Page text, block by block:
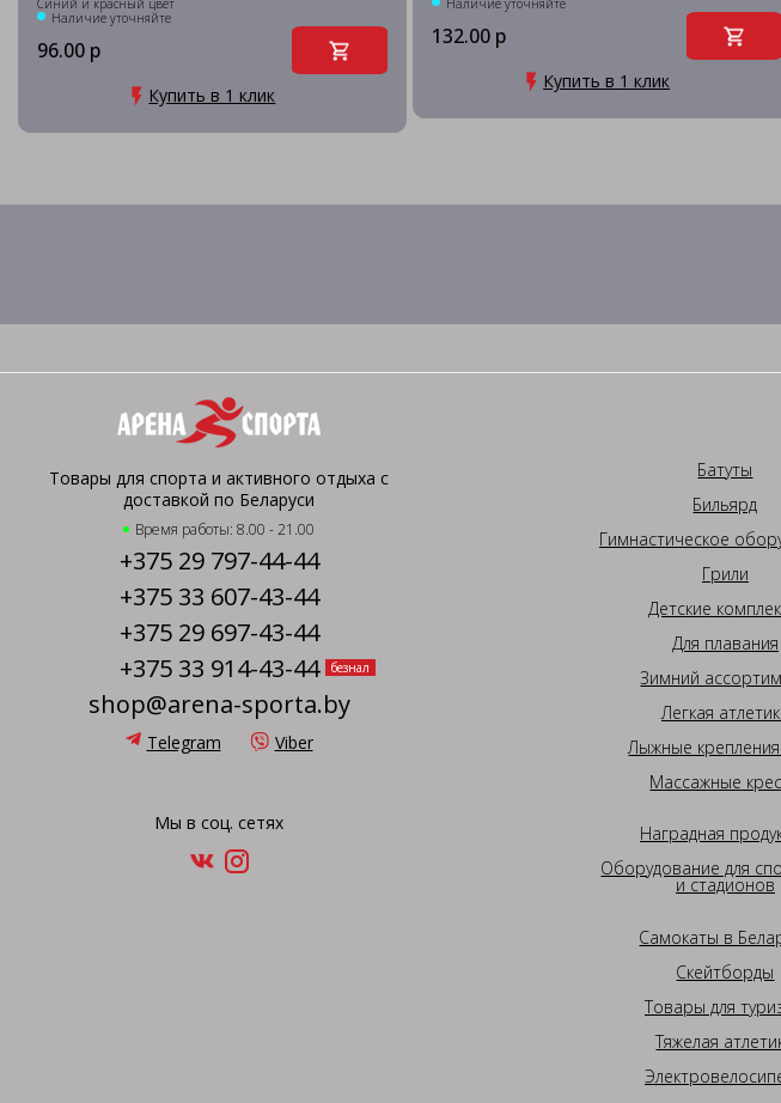
Синий и красный цвет
Наличие уточняйте
96.00 р
Купить в 1 клик
Наличие уточняйте
132.00 р
Купить в 1 клик
Товары для спорта и активного отдыха с
доставкой по Беларуси
Время работы: 8.00 - 21.00
+375 29 797-44-44
+375 33 607-43-44
+375 29 697-43-44
+375 33 914-43-44
безнал
shop@arena-sporta.by
Telegram Viber
Мы в соц. сетях
Батуты
Бильярд
Гимнастическое
Грили
Детские
Для плавания
Зимний
Легкая
Лыжные
Массажные
Наградная
Оборудование для
и стадионов
Самокаты в
Скейтборды
Товары для
Тяжелая